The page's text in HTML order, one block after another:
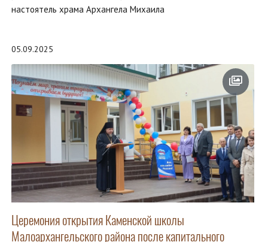
настоятель храма Архангела Михаила
05.09.2025
Церемония открытия Каменской школы
Малоархангельского района после капитального